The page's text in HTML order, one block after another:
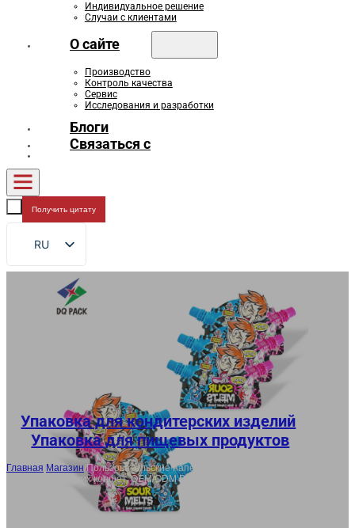
Индивидуальное решение
Случаи с клиентами
О сайте
Производство
Контроль качества
Сервис
Исследования и разработки
Блоги
Связаться с
Получить цитату
RU
EN
Упаковка для кондитерских изделий
Упаковка для пищевых продуктов
Главная Магазин /Пользовательские напечатанные пакеты носика
для кислых жидких конфет, OEM/ODM Doypack с винтовой крышкой